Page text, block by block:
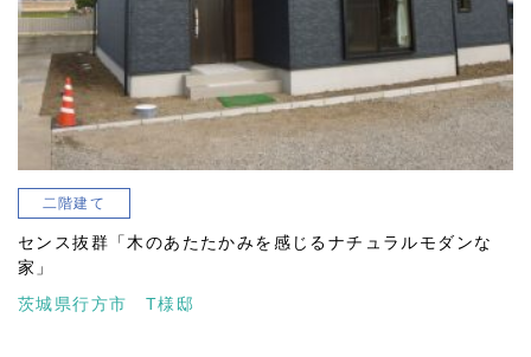
二階建て
センス抜群「木のあたたかみを感じるナチュラルモダンな
家」
茨城県行方市 T様邸